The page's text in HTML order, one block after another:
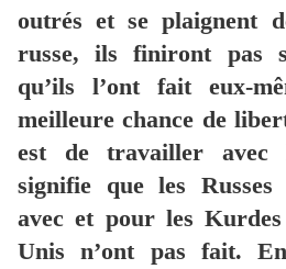
outrés et se plaignent
russe, ils finiront pas
qu’ils l’ont fait eux-
meilleure chance de
est de travailler avec
signifie que les
avec et pour les
Unis n’ont pas fait.